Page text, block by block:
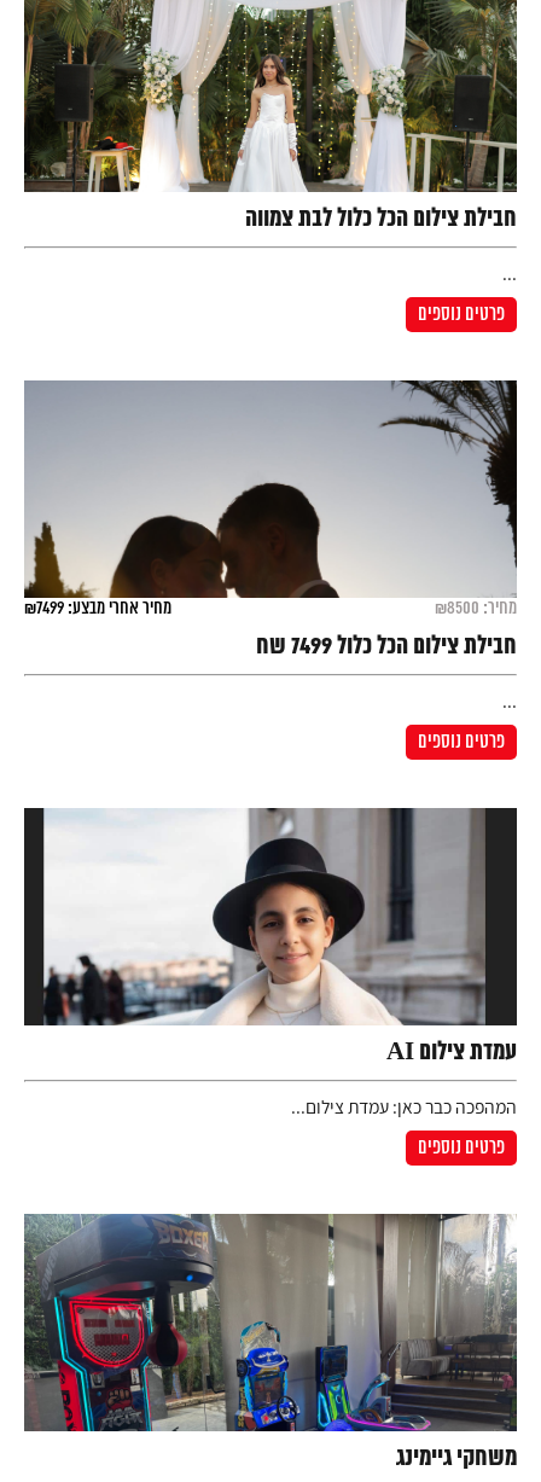
חבילת צילום הכל כלול לבת צמווה
...
פרטים נוספים
מחיר: ₪8500 מחיר אחרי מבצע: ₪7499
חבילת צילום הכל כלול 7499 שח
...
פרטים נוספים
עמדת צילום AI
המהפכה כבר כאן: עמדת צילום...
פרטים נוספים
משחקי גיימינג